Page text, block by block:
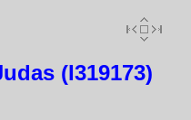
(I319173)